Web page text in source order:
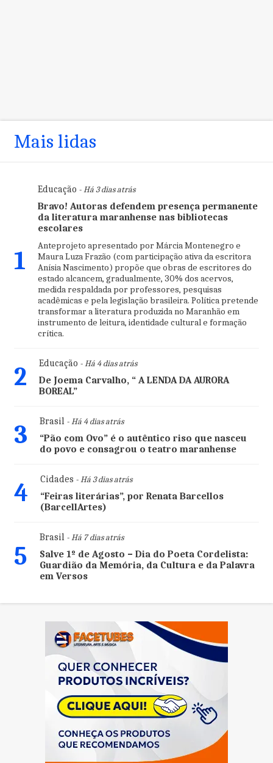
Mais lidas
1
Educação - Há 3 dias atrás
Bravo! Autoras defendem presença permanente
da literatura maranhense nas bibliotecas
escolares
Anteprojeto apresentado por Márcia Montenegro e
Maura Luza Frazão (com participação ativa da escritora
Anísia Nascimento) propõe que obras de escritores do
estado alcancem, gradualmente, 30% dos acervos,
medida respaldada por professores, pesquisas
acadêmicas e pela legislação brasileira. Política pretende
transformar a literatura produzida no Maranhão em
instrumento de leitura, identidade cultural e formação
crítica.
2 Educação - Há 4 dias atrás
De Joema Carvalho, “ A LENDA DA AURORA
BOREAL”
3 Brasil- Há 4 dias atrás
“Pão com Ovo” é o autêntico riso que nasceu
do povo e consagrou o teatro maranhense
4 Cidades - Há 3 dias atrás
“Feiras literárias”, por Renata Barcellos
(BarcellArtes)
5
Brasil- Há 7 dias atrás
Salve 1º de Agosto – Dia do Poeta Cordelista:
Guardião da Memória, da Cultura e da Palavra
em Versos